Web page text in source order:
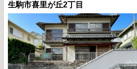
生駒市喜里が丘2丁目